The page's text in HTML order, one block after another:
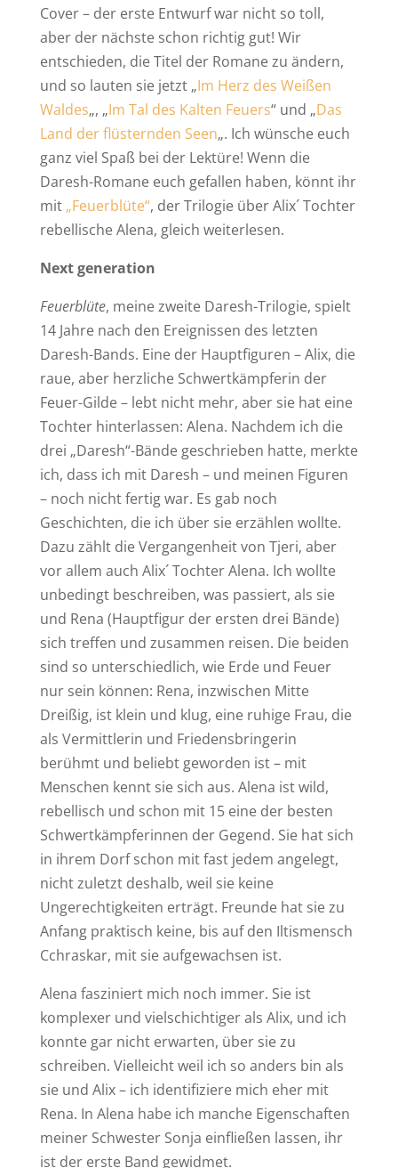
Cover – der erste Entwurf war nicht so toll,
aber der nächste schon richtig gut! Wir
entschieden, die Titel der Romane zu ändern,
und so lauten sie jetzt „Im Herz des Weißen
Waldes„, „Im Tal des Kalten Feuers“ und „Das
Land der flüsternden Seen„. Ich wünsche euch
ganz viel Spaß bei der Lektüre! Wenn die
Daresh-Romane euch gefallen haben, könnt ihr
mit „Feuerblüte“, der Trilogie über Alix´ Tochter
rebellische Alena, gleich weiterlesen.
Nextgeneration
Feuerblüte, meine zweite Daresh-Trilogie, spielt
14 Jahre nach den Ereignissen des letzten
Daresh-Bands. Eine der Hauptfiguren – Alix, die
raue, aber herzliche Schwertkämpferin der
Feuer-Gilde – lebt nicht mehr, aber sie hat eine
Tochter hinterlassen: Alena. Nachdem ich die
drei „Daresh“-Bände geschrieben hatte, merkte
ich, dass ich mit Daresh – und meinen Figuren
– noch nicht fertig war. Es gab noch
Geschichten, die ich über sie erzählen wollte.
Dazu zählt die Vergangenheit von Tjeri, aber
vor allem auch Alix´ Tochter Alena. Ich wollte
unbedingt beschreiben, was passiert, als sie
und Rena (Hauptfigur der ersten drei Bände)
sich treffen und zusammen reisen. Die beiden
sind so unterschiedlich, wie Erde und Feuer
nur sein können: Rena, inzwischen Mitte
Dreißig, ist klein und klug, eine ruhige Frau, die
als Vermittlerin und Friedensbringerin
berühmt und beliebt geworden ist – mit
Menschen kennt sie sich aus. Alena ist wild,
rebellisch und schon mit 15 eine der besten
Schwertkämpferinnen der Gegend. Sie hat sich
in ihrem Dorf schon mit fast jedem angelegt,
nicht zuletzt deshalb, weil sie keine
Ungerechtigkeiten erträgt. Freunde hat sie zu
Anfang praktisch keine, bis auf den Iltismensch
Cchraskar, mit sie aufgewachsen ist.
Alena fasziniert mich noch immer. Sie ist
komplexer und vielschichtiger als Alix, und ich
konnte gar nicht erwarten, über sie zu
schreiben. Vielleicht weil ich so anders bin als
sie und Alix – ich identifiziere mich eher mit
Rena. In Alena habe ich manche Eigenschaften
meiner Schwester Sonja einfließen lassen, ihr
ist der erste Band gewidmet.